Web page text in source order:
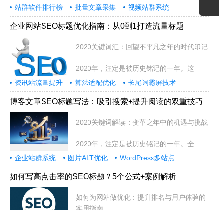
2020年是极不平凡的一年，全球经
站群软件排行榜 批量文章采集 视频站群系统
企业网站SEO标题优化指南：从0到1打造流量标题
2020关键词汇：回望不平凡之年的时代印记
2020年，注定是被历史铭记的一年。这
资讯站流量提升
算法适配优化 长尾词霸屏技术
博客文章SEO标题写法：吸引搜索+提升阅读的双重技巧
2020关键词解读：变革之年中的机遇与挑战
2020年，注定是被历史铭记的一年。全
企业站群系统
图片ALT优化 WordPress多站点
如何写高点击率的SEO标题？5个公式+案例解析
如何为网站做优化：提升排名与用户体验的
实用指南